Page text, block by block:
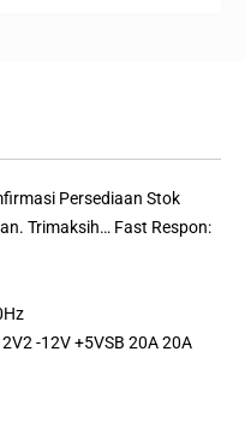
Persediaan Stok
Trimaksih… Fast Respon:
-12V +5VSB 20A 20A